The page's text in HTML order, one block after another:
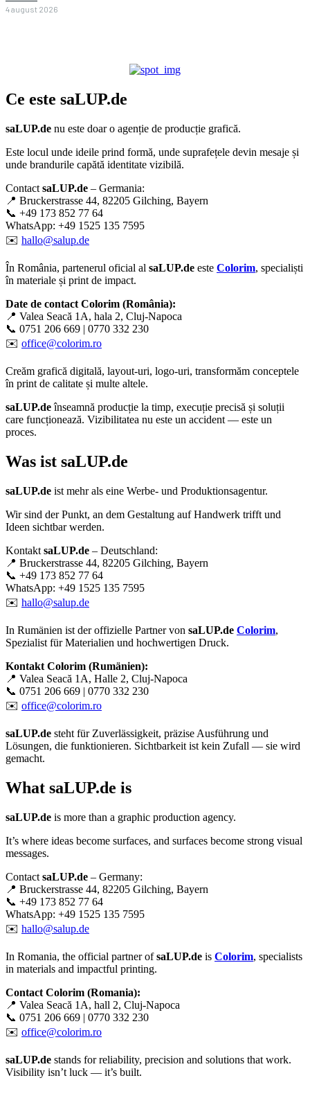
4 august 2026
Ce este saLUP.de
saLUP.de nu este doar o agenție de producție grafică.
Este locul unde ideile prind formă, unde suprafețele devin mesaje și
unde brandurile capătă identitate vizibilă.
Contact saLUP.de – Germania:
📍 Bruckerstrasse 44, 82205 Gilching, Bayern
📞 +49 173 852 77 64
WhatsApp: +49 1525 135 7595
✉️ hallo@salup.de
În România, partenerul oficial al saLUP.de este Colorim, specialiști
în materiale și print de impact.
Date de contact Colorim (România):
📍 Valea Seacă 1A, hala 2, Cluj-Napoca
📞 0751 206 669 | 0770 332 230
✉️ office@colorim.ro
Creăm grafică digitală, layout-uri, logo-uri, transformăm conceptele
în print de calitate și multe altele.
saLUP.deînseamnă producție la timp, execuție precisă și soluții
care funcționează. Vizibilitatea nu este un accident — este un
proces.
Was ist saLUP.de
saLUP.de ist mehr als eine Werbe- und Produktionsagentur.
Wir sind der Punkt, an dem Gestaltung auf Handwerk trifft und
Ideen sichtbar werden.
Kontakt saLUP.de – Deutschland:
📍 Bruckerstrasse 44, 82205 Gilching, Bayern
📞 +49 173 852 77 64
WhatsApp: +49 1525 135 7595
✉️ hallo@salup.de
In Rumänien ist der offizielle Partner von saLUP.de Colorim,
Spezialist für Materialien und hochwertigen Druck.
Kontakt Colorim (Rumänien):
📍 Valea Seacă 1A, Halle 2, Cluj-Napoca
📞 0751 206 669 | 0770 332 230
✉️ office@colorim.ro
saLUP.de steht für Zuverlässigkeit, präzise Ausführung und
Lösungen, die funktionieren. Sichtbarkeit ist kein Zufall — sie wird
gemacht.
What saLUP.de is
saLUP.de is more than a graphic production agency.
It’s where ideas become surfaces, and surfaces become strong visual
messages.
Contact saLUP.de – Germany:
📍 Bruckerstrasse 44, 82205 Gilching, Bayern
📞 +49 173 852 77 64
WhatsApp: +49 1525 135 7595
✉️ hallo@salup.de
In Romania, the official partner ofsaLUP.de is Colorim, specialists
in materials and impactful printing.
Contact Colorim (Romania):
📍 Valea Seacă 1A, hall 2, Cluj-Napoca
📞 0751 206 669 | 0770 332 230
✉️ office@colorim.ro
saLUP.de stands for reliability, precision and solutions that work.
Visibility isn’t luck — it’s built.